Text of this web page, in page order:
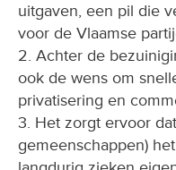
uitgaven, een pil die
voor de Vlaamse
2. Achter de
ook de wens om
privatisering en
3. Het zorgt ervoor
gemeenschappen)